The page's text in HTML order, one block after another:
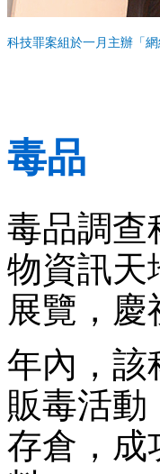
科技罪案組於一月主辦「
毒品
毒品調查
物資訊天
展覽，
年內，該
販毒活動
存倉，成